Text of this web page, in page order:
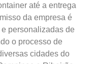
até a entrega
da empresa é
personalizadas de
o processo de
cidades do